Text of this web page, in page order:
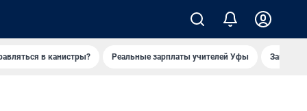
в канистры? Реальные зарплаты учителей Уфы